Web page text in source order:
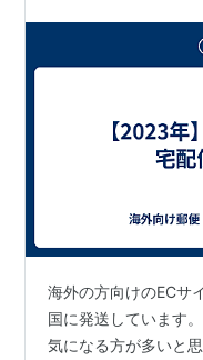
海外の方向けのECサ
国に発送しています
気になる方が多いと